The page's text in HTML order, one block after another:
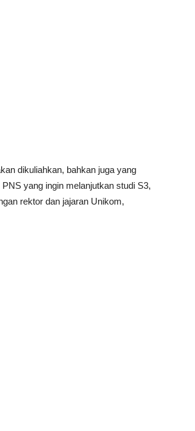
dikuliahkan, bahkan juga yang
yang ingin melanjutkan studi S3,
rektor dan jajaran Unikom,